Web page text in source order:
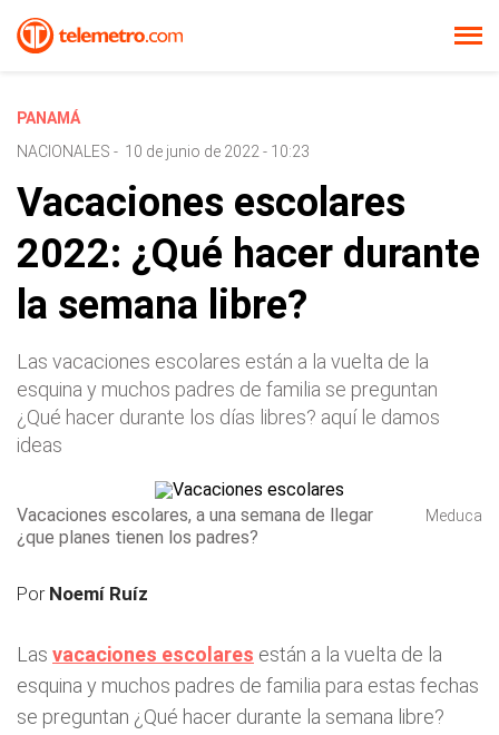
PANAMÁ
NACIONALES - 10 de junio de 2022 - 10:23
Vacaciones escolares
2022: ¿Qué hacer durante
la semana libre?
Las vacaciones escolares están a la vuelta de la
esquina y muchos padres de familia se preguntan
¿Qué hacer durante los días libres? aquí le damos
ideas
Vacaciones escolares, a una semana de llegar
¿que planes tienen los padres?
Meduca
Por Noemí Ruíz
Las vacaciones escolares están a la vuelta de la
esquina y muchos padres de familia para estas fechas
se preguntan ¿Qué hacer durante la semana libre?